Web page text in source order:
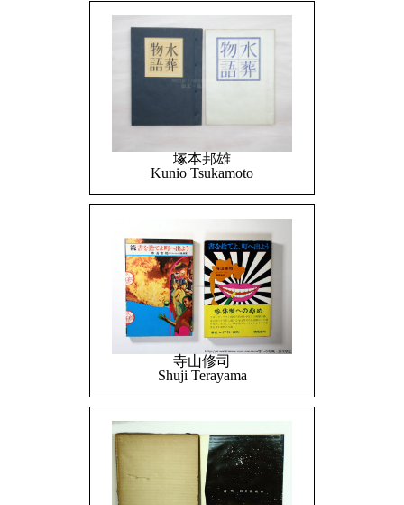
塚本邦雄
Kunio Tsukamoto
寺山修司
Shuji Terayama